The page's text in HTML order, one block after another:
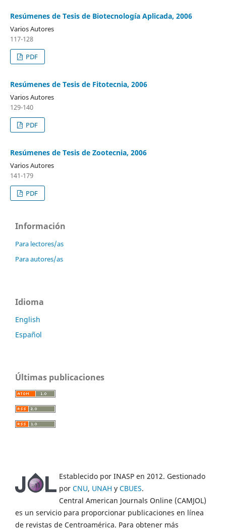
Resúmenes de Tesis de Biotecnología Aplicada, 2006
Varios Autores
117-128
PDF
Resúmenes de Tesis de Fitotecnia, 2006
Varios Autores
129-140
PDF
Resúmenes de Tesis de Zootecnia, 2006
Varios Autores
141-179
PDF
Información
Para lectores/as
Para autores/as
Idioma
English
Español
Últimas publicaciones
Establecido por INASP en 2012. Gestionado
por CNU, UNAH y CBUES.
Central American Journals Online (CAMJOL)
es un servicio para proporcionar publicaciones en línea
de revistas de Centroamérica. Para obtener más